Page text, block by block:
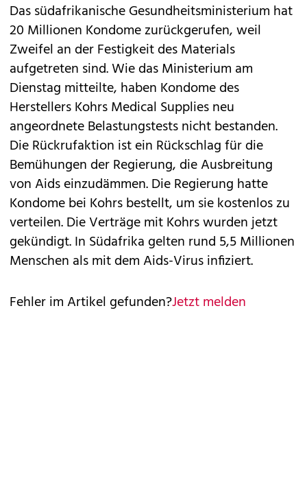
Das südafrikanische Gesundheitsministerium hat
20 Millionen Kondome zurückgerufen, weil
Zweifel an der Festigkeit des Materials
aufgetreten sind. Wie das Ministerium am
Dienstag mitteilte, haben Kondome des
Herstellers Kohrs Medical Supplies neu
angeordnete Belastungstests nicht bestanden.
Die Rückrufaktion ist ein Rückschlag für die
Bemühungen der Regierung, die Ausbreitung
von Aids einzudämmen. Die Regierung hatte
Kondome bei Kohrs bestellt, um sie kostenlos zu
verteilen. Die Verträge mit Kohrs wurden jetzt
gekündigt. In Südafrika gelten rund 5,5 Millionen
Menschen als mit dem Aids-Virus infiziert.
Fehler im Artikel gefunden?Jetzt melden